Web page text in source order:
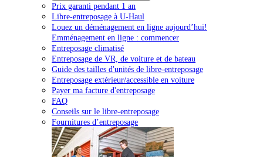
Prix garanti pendant 1 an
Libre-entreposage à U-Haul
Louez un déménagement en ligne aujourd’hui!
Emménagement en ligne : commencer
Entreposage climatisé
Entreposage de VR, de voiture et de bateau
Guide des tailles d'unités de libre-entreposage
Entreposage extérieur/accessible en voiture
Payer ma facture d'entreposage
FAQ
Conseils sur le libre-entreposage
Fournitures d’entreposage